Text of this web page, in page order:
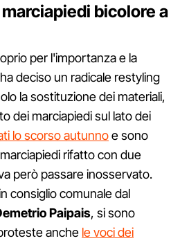
bicolore a
per l'importanza e la
deciso un radicale restyling
la sostituzione dei materiali,
dei marciapiedi sul lato dei
lo scorso autunnoe sono
rifatto con due
però passare inosservato.
consiglio comunale dal
Paipais, si sono
anche le voci dei